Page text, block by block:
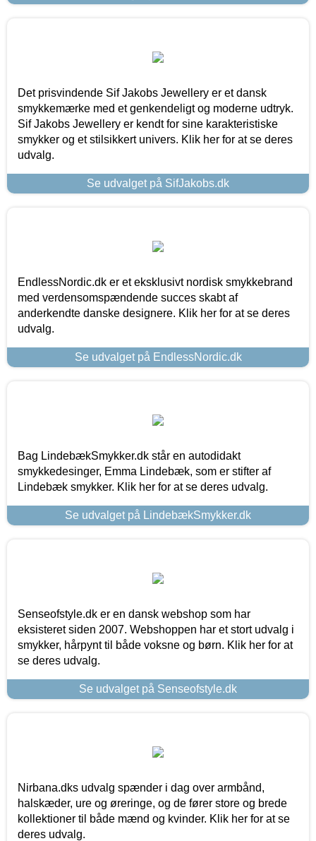
Det prisvindende Sif Jakobs Jewellery er et dansk
smykkemærke med et genkendeligt og moderne udtryk.
Sif Jakobs Jewellery er kendt for sine karakteristiske
smykker og et stilsikkert univers. Klik her for at se deres
udvalg.
Se udvalget på SifJakobs.dk
EndlessNordic.dk er et eksklusivt nordisk smykkebrand
med verdensomspændende succes skabt af
anderkendte danske designere. Klik her for at se deres
udvalg.
Se udvalget på EndlessNordic.dk
Bag LindebækSmykker.dk står en autodidakt
smykkedesinger, Emma Lindebæk, som er stifter af
Lindebæk smykker. Klik her for at se deres udvalg.
Se udvalget på LindebækSmykker.dk
Senseofstyle.dk er en dansk webshop som har
eksisteret siden 2007. Webshoppen har et stort udvalg i
smykker, hårpynt til både voksne og børn. Klik her for at
se deres udvalg.
Se udvalget på Senseofstyle.dk
Nirbana.dks udvalg spænder i dag over armbånd,
halskæder, ure og øreringe, og de fører store og brede
kollektioner til både mænd og kvinder. Klik her for at se
deres udvalg.